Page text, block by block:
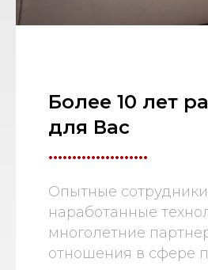
Более 10 лет
для Вас
.....................
Опытные
наработанные
многолетние
отношения в сфере